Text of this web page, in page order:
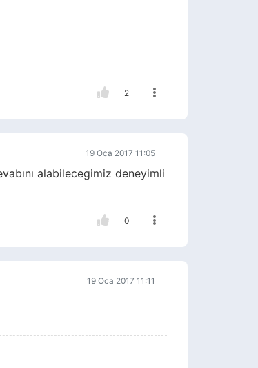
2
19 Oca 2017 11:05
alabilecegimiz deneyimli
0
19 Oca 2017 11:11